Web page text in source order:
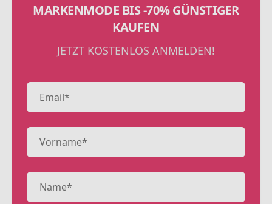
MARKENMODE BIS -70% GÜNSTIGER
KAUFEN
JETZT KOSTENLOS ANMELDEN!